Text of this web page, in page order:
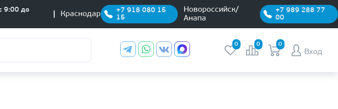
9:00 до
Краснодар
+7 918 080 15
15
Новороссийск/
Анапа
+7 989 288 77
00
0 0 0
Вход